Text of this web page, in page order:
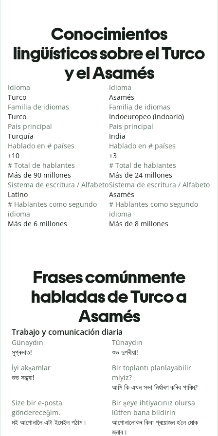
Conocimientos
lingüísticos sobre el Turco
y el Asamés
Idioma
Turco
Familia de idiomas
Turco
País principal
Turquía
Hablado en # países
+10
# Total de hablantes
Más de 90 millones
Sistema de escritura / Alfabeto
Latino
# Hablantes como segundo
idioma
Más de 6 millones
Idioma
Asamés
Familia de idiomas
Indoeuropeo (indoario)
País principal
India
Hablado en # países
+3
# Total de hablantes
Más de 24 millones
Sistema de escritura / Alfabeto
Asamés
# Hablantes como segundo
idioma
Más de 8 millones
Frases comúnmente
habladas de Turco a
Asamés
Slide 1 of 6
Trabajo y comunicación diaria
Günaydın
সুপ্ৰভাত!
Tünaydın
শুভ দুপৰীয়া!
İyi akşamlar
শুভ সন্ধ্যা!
Bir toplantı planlayabilir
miyiz?
আমি কি এখন সভা নিৰ্ধাৰণ কৰিব পাৰিম?
Size bir e-posta
göndereceğim.
মই আপোনালৈ এটা ইমেইল পঠাম।
Bir şeye ihtiyacınız olursa
lütfen bana bildirin
আপোনালোকৰ কিবা প্ৰয়োজন হ’লে মোক
জনাব।